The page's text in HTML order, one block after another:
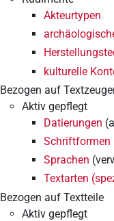
Akteurtypen
kulturelle
Bezogen auf
Aktiv gepflegt
Datierungen
Schriftformen
Sprachen
Textarten
Bezogen auf Textteile
Aktiv gepflegt